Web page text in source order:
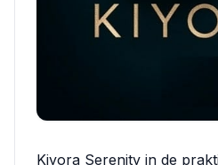
Kiyora Serenity in de